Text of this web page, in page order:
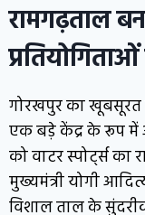
रामगढ़ताल
गोरखपुर का खूबसूरत
एक बड़े केंद्र के रूप में
को वाटर स्पोर्ट्स का
मुख्यमंत्री योगी
विशाल ताल के